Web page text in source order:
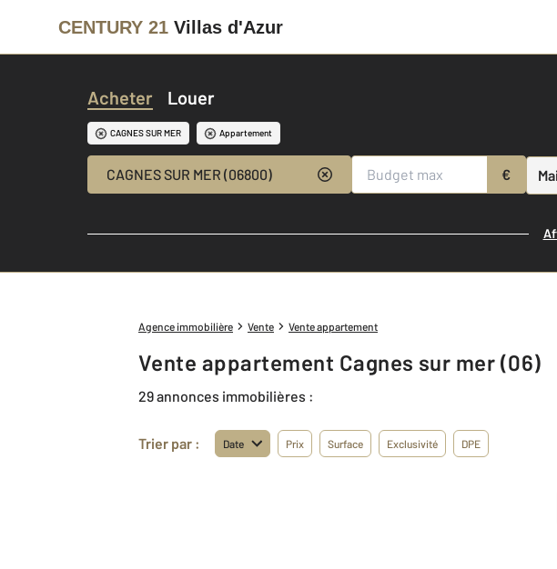
CENTURY 21 Villas d'Azur
Acheter Louer
CAGNES SUR MER Appartement
CAGNES SUR MER (06800) €
Agence immobilière Vente Vente appartement
Vente appartement Cagnes sur mer (06)
29 annonces immobilières :
Trier par : Date Prix Surface Exclusivité DPE